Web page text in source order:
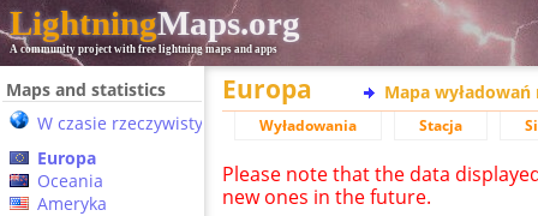
LightningMaps.org
A community project with free lightning maps and apps
Maps and statistics
W czasie rzeczywistym
Europa
Oceania
Ameryka
Europa Mapa wyładowań
Wyładowania Stacja
Please note that the data
new ones in the future.